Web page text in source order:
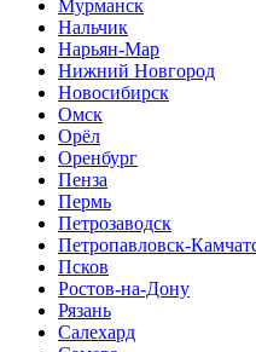
Мурманск
Нальчик
Нарьян-Мар
Нижний Новгород
Новосибирск
Омск
Орёл
Оренбург
Пенза
Пермь
Петрозаводск
Петропавловск-
Псков
Ростов-на-Дону
Рязань
Салехард